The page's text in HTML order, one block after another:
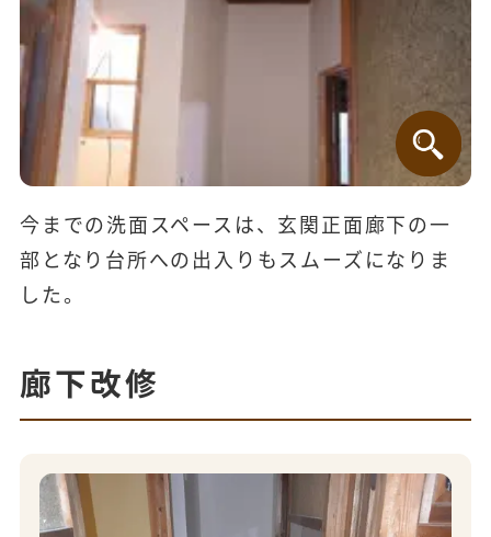
今までの洗面スペースは、玄関正面廊下の一
部となり台所への出入りもスムーズになりま
した。
廊下改修